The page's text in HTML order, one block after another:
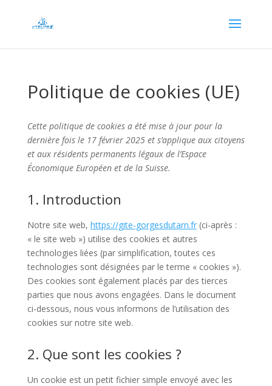
Politique de cookies (UE)
Cette politique de cookies a été mise à jour pour la
dernière fois le 17 février 2025 et s’applique aux citoyens
et aux résidents permanents légaux de l’Espace
Économique Européen et de la Suisse.
1. Introduction
Notre site web, https://gite-gorgesdutarn.fr(ci-après :
« le site web ») utilise des cookies et autres
technologies liées (par simplification, toutes ces
technologies sont désignées par le terme « cookies »).
Des cookies sont également placés par des tierces
parties que nous avons engagées. Dans le document
ci-dessous, nous vous informons de l’utilisation des
cookies sur notre site web.
2. Que sont les cookies ?
Un cookie est un petit fichier simple envoyé avec les